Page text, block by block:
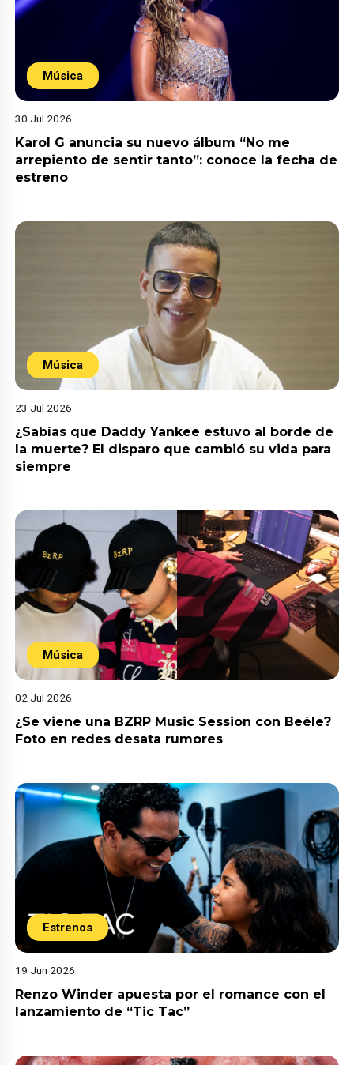
Música
30 Jul 2026
Karol G anuncia su nuevo álbum “No me
arrepiento de sentir tanto”: conoce la fecha de
estreno
Música
23 Jul 2026
¿Sabías que Daddy Yankee estuvo al borde de
la muerte? El disparo que cambió su vida para
siempre
Música
02 Jul 2026
¿Se viene una BZRP Music Session con Beéle?
Foto en redes desata rumores
Estrenos
19 Jun 2026
Renzo Winder apuesta por el romance con el
lanzamiento de “Tic Tac”